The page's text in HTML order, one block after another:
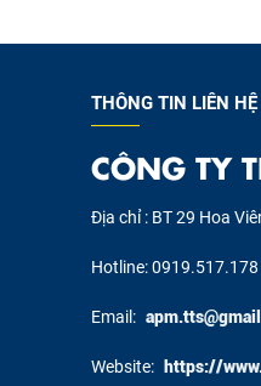
THÔNG TIN LIÊN HỆ
CÔNG TY
Địa chỉ : BT 29 Hoa
Hotline:
Email:
Website: https://